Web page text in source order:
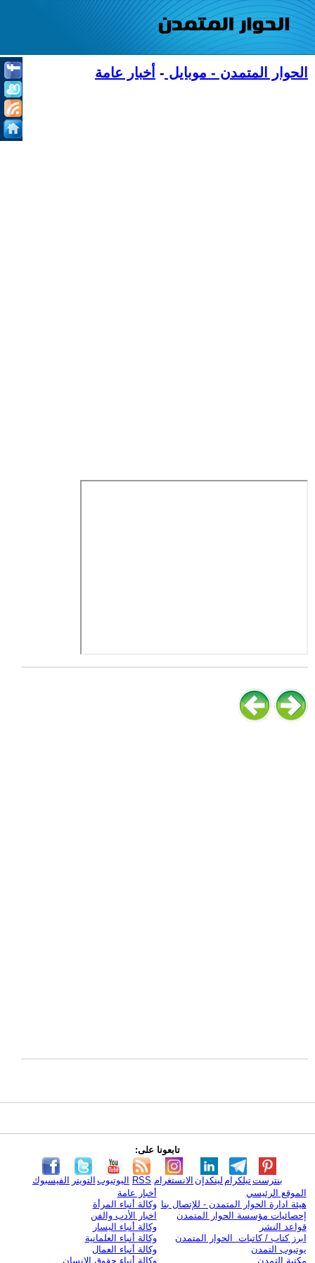
الحوار المتمدن - موبايل - أخبار عامة
تابعونا على:
الفيسبوك التويتر اليوتيوب RSS الانستغرام لينكدإن تيلكرامبنترست
الموقع الرئيسي
هيئة ادارة الحوار المتمدن - للإتصال بنا
إحصائيات مؤسسة الحوار المتمدن
قواعد النشر
ابرز كتاب / كاتبات الحوار المتمدن
يوتيوب التمدن
مكتبة التمدن
أخبار عامة
وكالة أنباء المرأة
اخبار الأدب والفن
وكالة أنباء اليسار
وكالة أنباء العلمانية
وكالة أنباء العمال
وكالة أنباء حقوق الإنسان